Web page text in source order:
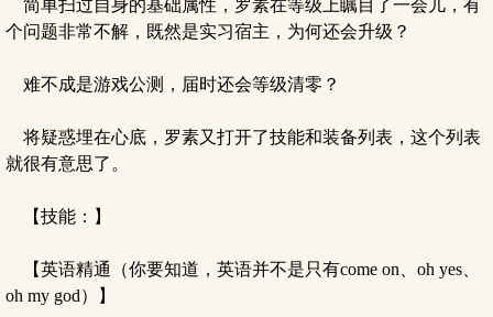
简单扫过自身的基础属性，罗素在等级上瞩目了一会儿，有
个问题非常不解，既然是实习宿主，为何还会升级？
难不成是游戏公测，届时还会等级清零？
将疑惑埋在心底，罗素又打开了技能和装备列表，这个列表
就很有意思了。
【技能：】
【英语精通（你要知道，英语并不是只有come on、oh yes、
oh my god）】